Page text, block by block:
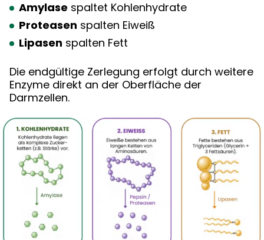
Amylase spaltet Kohlenhydrate
Proteasen spalten Eiweiß
Lipasen spalten Fett
Die endgültige Zerlegung erfolgt durch weitere
Enzyme direkt an der Oberfläche der
Darmzellen.